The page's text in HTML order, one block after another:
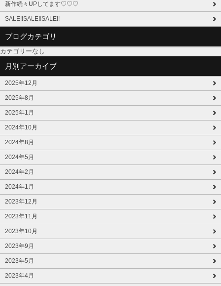
新作続々UPしてます♡♡♡
SALE!!SALE!!SALE!!
ブログカテゴリ
カテゴリーなし
月別アーカイブ
2025年12月
2025年8月
2025年1月
2024年10月
2024年8月
2024年5月
2024年2月
2024年1月
2023年12月
2023年11月
2023年10月
2023年9月
2023年5月
2023年4月